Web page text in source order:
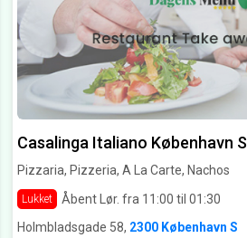
Casalinga Italiano København S
Pizzaria, Pizzeria, A La Carte, Nachos
Lukket Åbent Lør. fra 11:00 til 01:30
Holmbladsgade 58, 2300 København S